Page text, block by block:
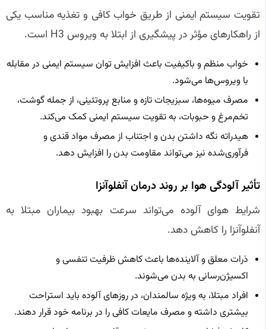
تقویت سیستم ایمنی از طریق خواب کافی و تغذیه مناسب یکی
از راهکارهای مؤثر در پیشگیری از ابتلا به ویروس H3 است.
خواب منظم و باکیفیت باعث افزایش توان سیستم ایمنی در مقابله
با ویروس‌ها می‌شود.
مصرف میوه‌ها، سبزیجات تازه و منابع پروتئینی، از جمله گوشت،
تخم‌مرغ و حبوبات، به تقویت سیستم ایمنی کمک می‌کند.
هیدراته نگه داشتن بدن و اجتناب از مصرف مواد قندی و
فرآوری‌شده نیز می‌تواند مقاومت بدن را افزایش دهد.
تأثیر آلودگی هوا بر روند درمان آنفلوآنزا
شرایط هوای آلوده می‌تواند سرعت بهبود بیماران مبتلا به
آنفلوآنزا را کاهش دهد.
ذرات معلق و آلاینده‌ها باعث کاهش ظرفیت تنفسی و
اکسیژن‌رسانی به بدن می‌شوند.
افراد مبتلا، به ویژه سالمندان، در روزهای آلوده باید استراحت
بیشتری داشته و مصرف مایعات کافی را در برنامه خود قرار دهند.